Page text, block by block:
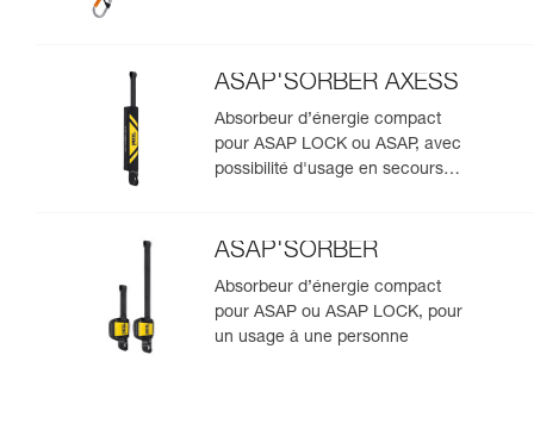
ASAP'SORBER AXESS
Absorbeur d’énergie compact
pour ASAP LOCK ou ASAP, avec
possibilité d'usage en secours
ASAP'SORBER
Absorbeur d’énergie compact
pour ASAP ou ASAP LOCK, pour
un usage à une personne